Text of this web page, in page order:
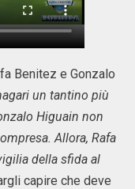
Benitez e Gonzalo
un tantino più
Higuain non
Allora, Rafa
della sfida al
capire che deve